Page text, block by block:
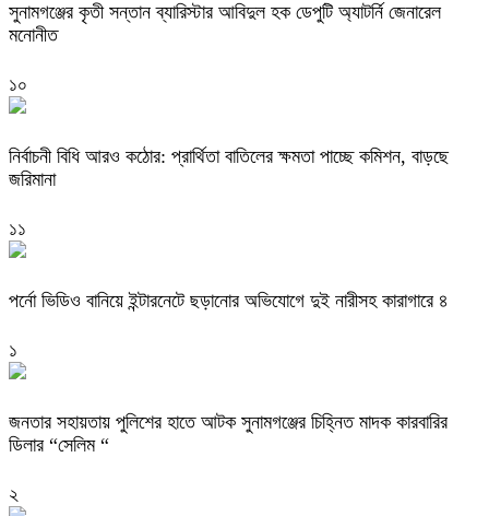
সুনামগঞ্জের কৃতী সন্তান ব্যারিস্টার আবিদুল হক ডেপুটি অ্যাটর্নি জেনারেল
মনোনীত
১০
নির্বাচনী বিধি আরও কঠোর: প্রার্থিতা বাতিলের ক্ষমতা পাচ্ছে কমিশন, বাড়ছে
জরিমানা
১১
পর্নো ভিডিও বানিয়ে ইন্টারনেটে ছড়ানোর অভিযোগে দুই নারীসহ কারাগারে ৪
১
জনতার সহায়তায় পুলিশের হাতে আটক সুনামগঞ্জের চিহ্নিত মাদক কারবারির
ডিলার “সেলিম “
২